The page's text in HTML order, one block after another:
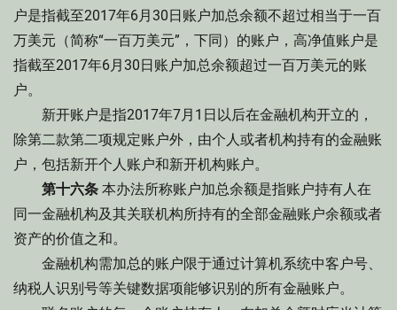
户是指截至2017年6月30日账户加总余额不超过相当于一百
万美元（简称“一百万美元”，下同）的账户，高净值账户是
指截至2017年6月30日账户加总余额超过一百万美元的账
户。
新开账户是指2017年7月1日以后在金融机构开立的，
除第二款第二项规定账户外，由个人或者机构持有的金融账
户，包括新开个人账户和新开机构账户。
第十六条 本办法所称账户加总余额是指账户持有人在
同一金融机构及其关联机构所持有的全部金融账户余额或者
资产的价值之和。
金融机构需加总的账户限于通过计算机系统中客户号、
纳税人识别号等关键数据项能够识别的所有金融账户。